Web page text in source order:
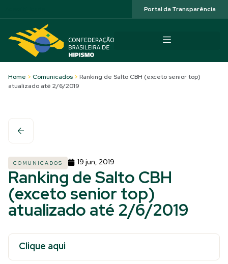
Portal da Transparência
Home > Comunicados > Ranking de Salto CBH (exceto senior top)
atualizado até 2/6/2019
COMUNICADOS 19 jun, 2019
Ranking de Salto CBH
(exceto senior top)
atualizado até 2/6/2019
Clique aqui